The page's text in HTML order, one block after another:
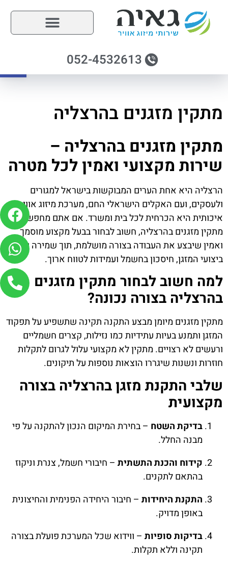
052-4532613
מתקין מזגנים בהרצליה
מתקין מזגנים בהרצליה –
שירות מקצועי ואמין לכל מטרה
הרצליה היא אחת הערים המבוקשות בישראל למגורים
ולעסקים, ועם האקלים הישראלי החם, מערכת מיזוג אוויר
איכותית היא הכרחית לכל בית ומשרד. אם אתם מחפשים
מתקין מזגנים בהרצליה, חשוב לבחור בבעל מקצוע מוסמך
ואמין שיבצע את העבודה בצורה מושלמת, תוך שמירה על
ביצועי המזגן, חיסכון בחשמל ועמידות לטווח ארוך.
למה חשוב לבחור מתקין מזגנים
בהרצליה בצורה נכונה?
מתקין מזגנים מיומן מבצע התקנה תקינה שתשפיע על תפקוד
המזגן ותמנע בעיות עתידיות כמו נזילות, קצרים חשמליים
ורעשים לא רצויים. מתקין לא מקצועי עלול לגרום לתקלות
חוזרות ונשנות שיגררו הוצאות נוספות על תיקונים.
שלבי התקנת מזגן בהרצליה בצורה
מקצועית
בדיקת השטח – בחירת המיקום הנכון להתקנה על פי
מבנה החלל.
קידוח והכנת התשתית – חיבורי חשמל, צנרת וניקוז
בהתאם לתקנים.
התקנת היחידות – חיבור היחידה הפנימית והחיצונית
באופן מדויק.
בדיקות סופיות – ווידוא שכל המערכת פועלת בצורה
תקינה וללא תקלות.